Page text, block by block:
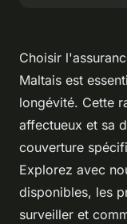
Choisir
Maltais est
longévité. Cette
affectueux et sa
couverture
Explorez avec
disponibles, les
surveiller et